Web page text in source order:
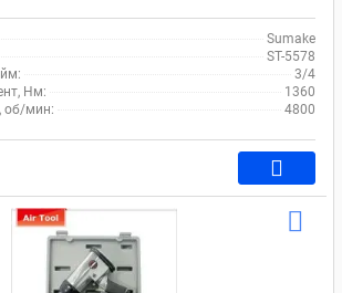
Sumake
ST-5578
3/4
Нм:
1360
об/мин:
4800